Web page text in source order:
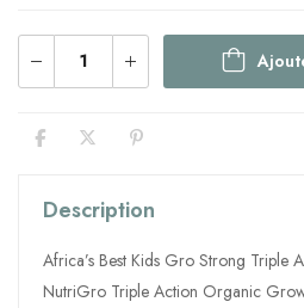
Description
Africa’s Best Kids Gro Strong Triple
NutriGro Triple Action Organic